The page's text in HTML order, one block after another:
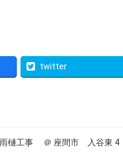
twitter
樋工事 ＠ 座間市 入谷東 4